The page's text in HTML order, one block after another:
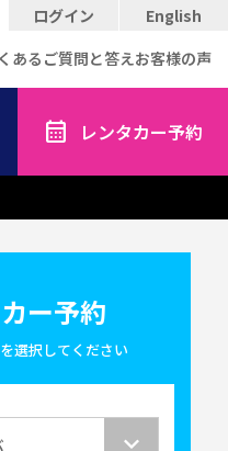
ログイン
English
あるご質問と答えお客様の声
レンタカー予約
ー予約
選択してください